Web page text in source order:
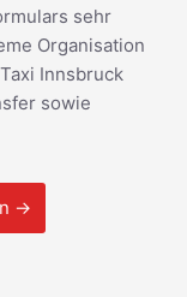
sehr
Organisation
Innsbruck
sowie
→